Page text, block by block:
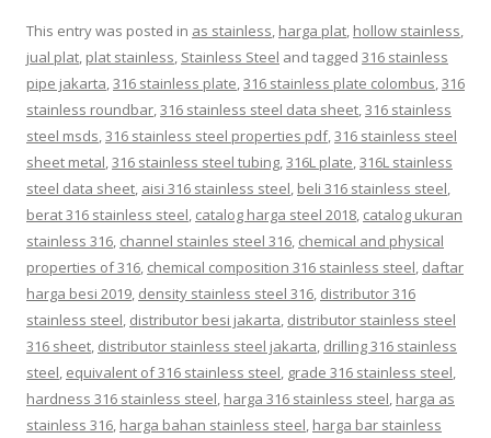
This entry was posted in as stainless, harga plat, hollow stainless,
jual plat, plat stainless, Stainless Steel and tagged 316 stainless
pipe jakarta,316 stainless plate,316 stainless plate colombus,316
stainless roundbar,316 stainless steel data sheet,316 stainless
steel msds,316 stainless steel properties pdf,316 stainless steel
sheet metal,316 stainless steel tubing,316L plate,316L stainless
steel data sheet, aisi 316 stainless steel, beli 316 stainless steel,
berat 316 stainless steel, catalog harga steel 2018, catalog ukuran
stainless 316, channel stainles steel 316, chemical and physical
properties of 316, chemical composition 316 stainless steel, daftar
harga besi 2019, density stainless steel 316, distributor 316
stainless steel, distributor besi jakarta, distributor stainless steel
316 sheet, distributor stainless steel jakarta, drilling 316 stainless
steel, equivalent of 316 stainless steel, grade 316 stainless steel,
hardness 316 stainless steel, harga 316 stainless steel, harga as
stainless 316, harga bahan stainless steel, harga bar stainless